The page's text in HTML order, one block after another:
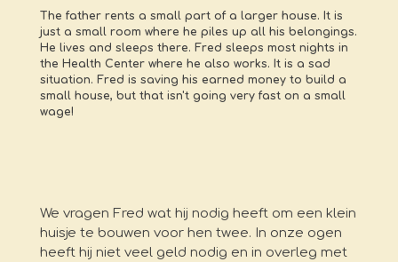
The father rents a small part of a larger house. It is
just a small room where he piles up all his belongings.
He lives and sleeps there. Fred sleeps most nights in
the Health Center where he also works. It is a sad
situation. Fred is saving his earned money to build a
small house, but that isn't going very fast on a small
wage!
We vragen Fred wat hij nodig heeft om een klein
huisje te bouwen voor hen twee. In onze ogen
heeft hij niet veel geld nodig en in overleg met